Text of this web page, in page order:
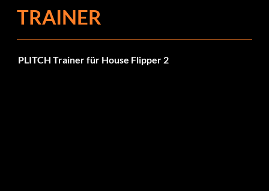
TRAINER
PLITCH Trainer für House Flipper 2